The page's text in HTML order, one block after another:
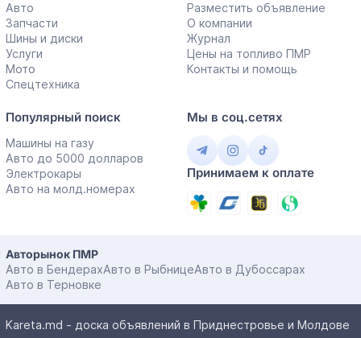
Авто
Запчасти
Шины и диски
Услуги
Мото
Спецтехника
Разместить объявление
О компании
Журнал
Цены на топливо ПМР
Контакты и помощь
Популярный поиск
Машины на газу
Авто до 5000 долларов
Электрокары
Авто на молд.номерах
Мы в соц.сетях
Принимаем к оплате
Авторынок ПМР
Авто в БендерахАвто в РыбницеАвто в Дубоссарах
Авто в Терновке
Kareta.md - доска объявлений в Приднестровье и Молдове